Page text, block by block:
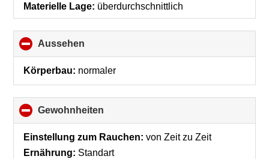
Materielle Lage: überdurchschnittlich
Aussehen
to
collapse
Körperbau: normaler
Gewohnheiten
to
collapse
Einstellung zum Rauchen: von Zeit zu Zeit
Ernährung: Standart